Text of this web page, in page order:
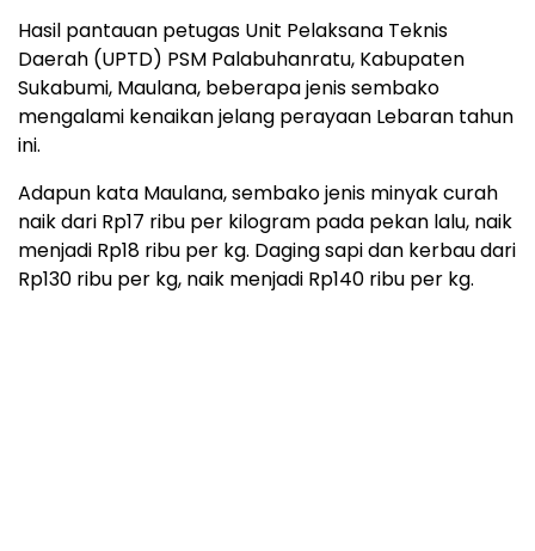
Hasil pantauan petugas Unit Pelaksana Teknis
Daerah (UPTD) PSM Palabuhanratu, Kabupaten
Sukabumi, Maulana, beberapa jenis sembako
mengalami kenaikan jelang perayaan Lebaran tahun
ini.
Adapun kata Maulana, sembako jenis minyak curah
naik dari Rp17 ribu per kilogram pada pekan lalu, naik
menjadi Rp18 ribu per kg. Daging sapi dan kerbau dari
Rp130 ribu per kg, naik menjadi Rp140 ribu per kg.